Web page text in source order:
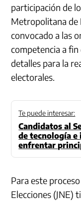
participación de
Metropolitana de
convocado a las
competencia a
detalles para la
electorales.
Te puede interesar:
Candidatos al
de tecnología e
enfrentar
Para este
Elecciones (JNE)